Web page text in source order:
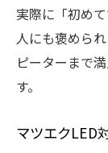
実際に「初め
人にも褒めら
ピーターまで
す。
マツエクLED